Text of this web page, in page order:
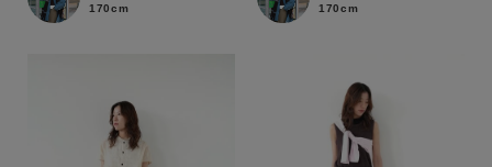
予約商品
セール価格 WEB限定
170cm
170cm